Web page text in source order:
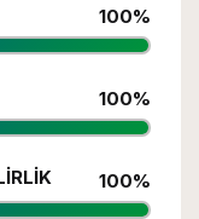
100%
100%
100%